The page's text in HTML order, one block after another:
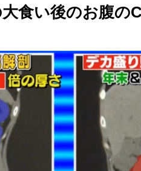
大食い後のお腹の